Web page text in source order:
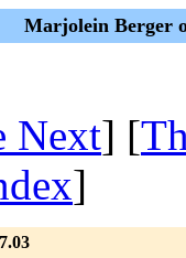
Marjolein Berger
Next] [
]